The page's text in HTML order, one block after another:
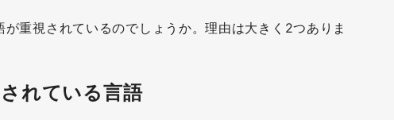
重視されているのでしょうか。理由は大きく2つありま
れている言語